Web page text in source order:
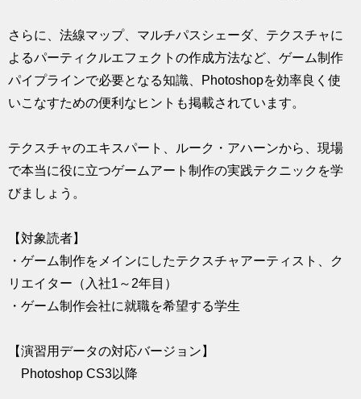
さらに、法線マップ、マルチパスシェーダ、テクスチャに
よるパーティクルエフェクトの作成方法など、ゲーム制作
パイプラインで必要となる知識、Photoshopを効率良く使
いこなすための便利なヒントも掲載されています。
テクスチャのエキスパート、ルーク・アハーンから、現場
で本当に役に立つゲームアート制作の実践テクニックを学
びましょう。
【対象読者】
・ゲーム制作をメインにしたテクスチャアーティスト、ク
リエイター（入社1～2年目）
・ゲーム制作会社に就職を希望する学生
【演習用データの対応バージョン】
Photoshop CS3以降